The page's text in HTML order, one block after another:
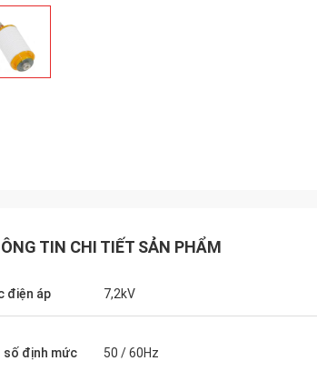
Thời
rất
phẩm
TIN CHI TIẾT SẢN PHẨM
điện áp 7,2kV
số định mức 50 / 60Hz